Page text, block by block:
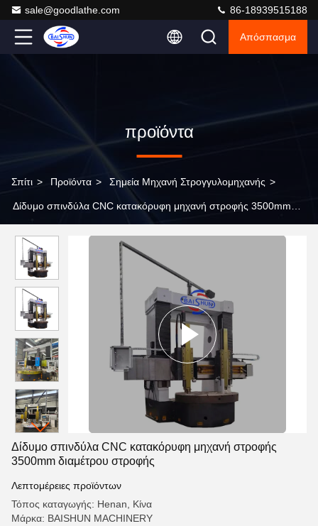
sale@goodlathe.com 86-18939515188
Απόσπασμα
προϊόντα
Σπίτι > Προϊόντα > Σημεία Μηχανή Στρογγυλομηχανής >
Δίδυμο σπινδύλα CNC κατακόρυφη μηχανή στροφής 3500mm
Δίδυμο σπινδύλα CNC κατακόρυφη μηχανή στροφής
3500mm διαμέτρου στροφής
Λεπτομέρειες προϊόντων
Τόπος καταγωγής: Henan, Κίνα
Μάρκα: BAISHUN MACHINERY